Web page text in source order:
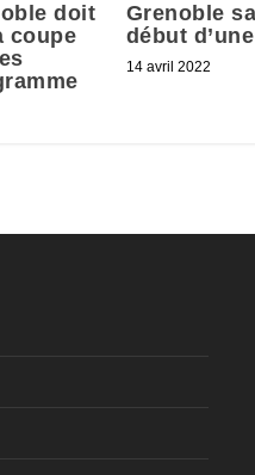
doit
coupe
Grenoble
début
14 avril 2022